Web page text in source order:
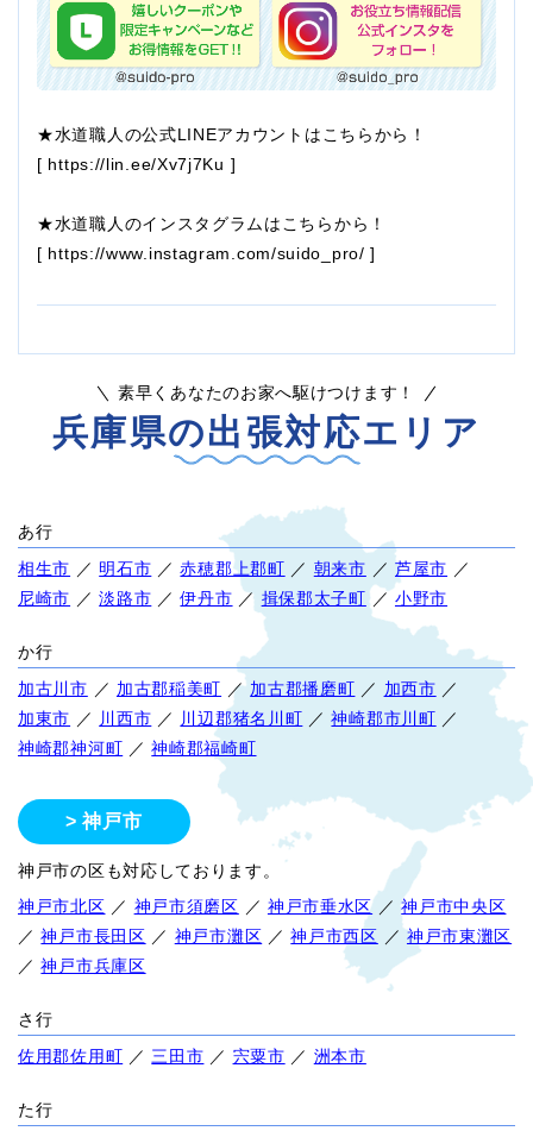
★水道職人の公式LINEアカウントはこちらから！
[ https://lin.ee/Xv7j7Ku ]
★水道職人のインスタグラムはこちらから！
[ https://www.instagram.com/suido_pro/ ]
素早くあなたのお家へ駆けつけます！
兵庫県の出張対応エリア
あ行
相生市 ／ 明石市 ／赤穂郡上郡町 ／ 朝来市 ／ 芦屋市 ／
尼崎市 ／淡路市 ／伊丹市 ／ 揖保郡太子町 ／ 小野市
か行
加古川市 ／ 加古郡稲美町 ／ 加古郡播磨町 ／ 加西市 ／
加東市 ／ 川西市 ／ 川辺郡猪名川町 ／神崎郡市川町 ／
神崎郡神河町 ／神崎郡福崎町
神戸市
神戸市の区も対応しております。
神戸市北区 ／ 神戸市須磨区 ／ 神戸市垂水区 ／神戸市中央区
／神戸市長田区 ／ 神戸市灘区 ／神戸市西区 ／ 神戸市東灘区
／神戸市兵庫区
さ行
佐用郡佐用町 ／三田市 ／ 宍粟市 ／ 洲本市
た行